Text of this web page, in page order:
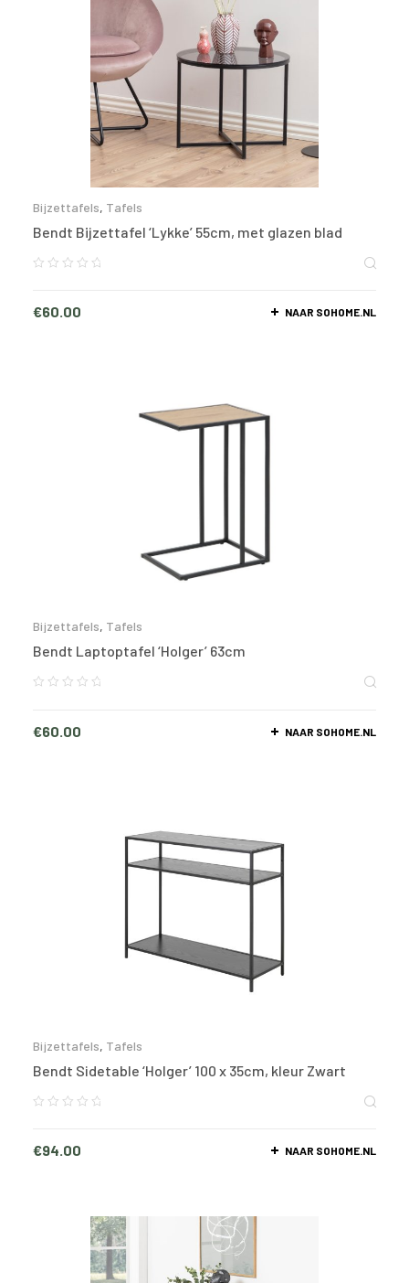
Bijzettafels, Tafels
Bendt Bijzettafel ‘Lykke’ 55cm, met glazen blad
€60.00 NAAR SOHOME.NL
Bijzettafels, Tafels
Bendt Laptoptafel ‘Holger’ 63cm
€60.00 NAAR SOHOME.NL
Bijzettafels, Tafels
Bendt Sidetable ‘Holger’ 100 x 35cm, kleur Zwart
€94.00 NAAR SOHOME.NL